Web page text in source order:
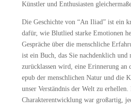
Künstler und Enthusiasten
Die Geschichte von “An Iliad” ist ein
dafür, wie Blutlied starke Emotionen
Gespräche über die menschliche
ist ein Buch, das Sie nachdenklich und
zurücklassen wird, eine Erinnerung an
epub der menschlichen Natur und die
unser Verständnis der Welt zu erhellen.
Charakterentwicklung war großartig,